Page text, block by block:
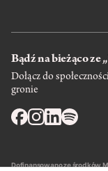
Bądź na bieżąco ze
Dołącz do
gronie
Dofinansowano ze środków